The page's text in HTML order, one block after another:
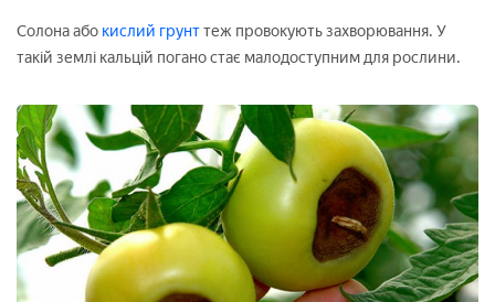
Солона або кислий грунттеж провокують захворювання. У
такій землі кальцій погано стає малодоступним для рослини.